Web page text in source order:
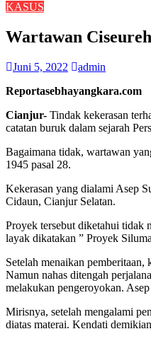
KASUS
Wartawan
Juni 5, 2022
admin
Reportasebhayangkara.com
Cianjur- Tindak kekerasan
catatan buruk dalam sejarah
Bagaimana tidak, wartawan
1945 pasal 28.
Kekerasan yang dialami Asep
Cidaun, Cianjur Selatan.
Proyek tersebut diketahui tidak
layak dikatakan ” Proyek
Setelah menaikan
Namun nahas ditengah
melakukan pengeroyokan.
Mirisnya, setelah mengalami
diatas materai. Kendati